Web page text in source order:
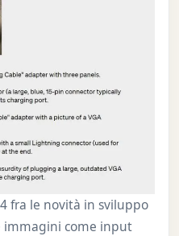
fra le novità in sviluppo
immagini come input